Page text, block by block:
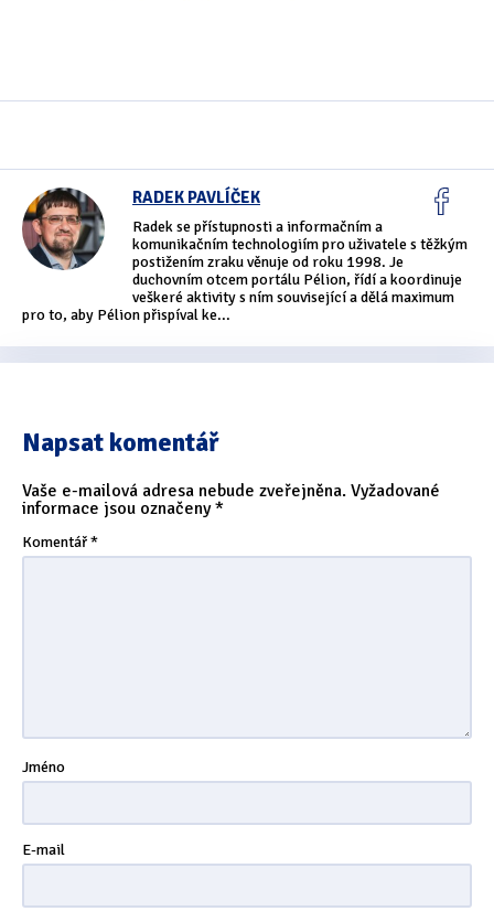
Pracuji sluchem a hmatem(566)
Pracuji zrakem(456)
Pracuji zrakem a sluchem(515)
Služby(115)
Tipy & triky(17)
RADEK PAVLÍČEK
Radek se přístupnosti a informačním a
komunikačním technologiím pro uživatele s těžkým
postižením zraku věnuje od roku 1998. Je
duchovním otcem portálu Pélion, řídí a koordinuje
veškeré aktivity s ním související a dělá maximum
pro to, aby Pélion přispíval ke...
Napsat komentář
Vaše e-mailová adresa nebude zveřejněna. Vyžadované
informace jsou označeny*
Komentář*
Jméno
E-mail